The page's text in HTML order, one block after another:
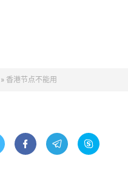
» 香港节点不能用
  